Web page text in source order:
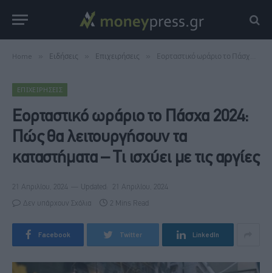
Home Ειδήσεις Επιχειρήσεις Εορταστικό ωράριο το Πάσχα 2024: Πώς θα λειτουργήσουν τα καταστήματα – Τι ισχύει με τις αργίες
ΕΠΙΧΕΙΡΉΣΕΙΣ
Εορταστικό ωράριο το Πάσχα 2024:
Πώς θα λειτουργήσουν τα
καταστήματα – Τι ισχύει με τις αργίες
21 Απριλίου, 2024 Updated: 21 Απριλίου, 2024
Δεν υπάρχουν Σχόλια 2 Mins Read
Facebook Twitter LinkedIn